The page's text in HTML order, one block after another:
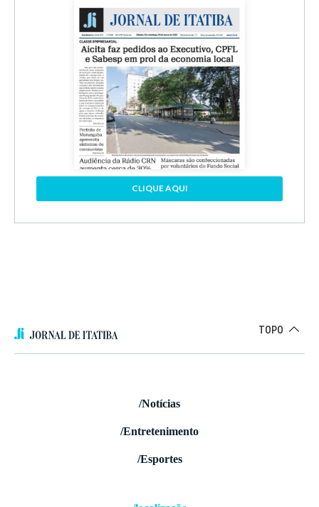
CLIQUE AQUI
TOPO
/Notícias
/Entretenimento
/Esportes